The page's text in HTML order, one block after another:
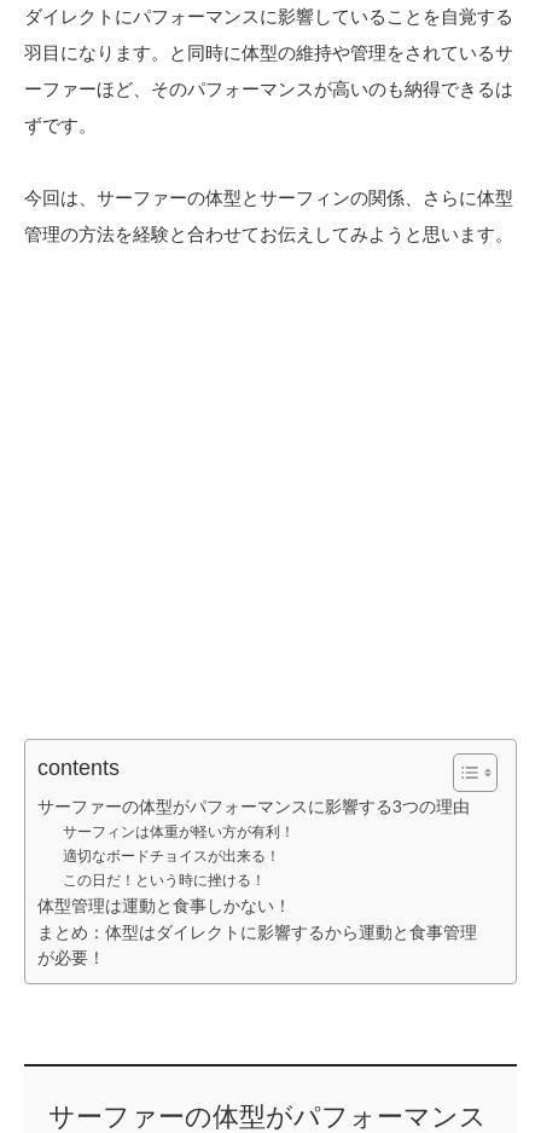
ダイレクトにパフォーマンスに影響していることを自覚する
羽目になります。と同時に体型の維持や管理をされているサ
ーファーほど、そのパフォーマンスが高いのも納得できるは
ずです。
今回は、サーファーの体型とサーフィンの関係、さらに体型
管理の方法を経験と合わせてお伝えしてみようと思います。
contents
サーファーの体型がパフォーマンスに影響する3つの理由
サーフィンは体重が軽い方が有利！
適切なボードチョイスが出来る！
この日だ！という時に挫ける！
体型管理は運動と食事しかない！
まとめ：体型はダイレクトに影響するから運動と食事管理
が必要！
サーファーの体型がパフォーマンス